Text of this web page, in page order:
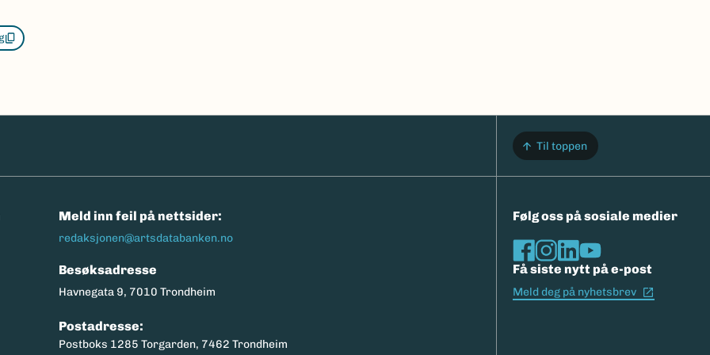
Til toppen
Meld inn feil på nettsider:
redaksjonen@artsdatabanken.no
Besøksadresse
Havnegata 9, 7010 Trondheim
Postadresse:
Postboks 1285 Torgarden, 7462 Trondheim
Følg oss på sosiale medier
Få siste nytt på e-post
Meld deg på nyhetsbrev